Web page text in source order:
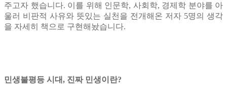
주고자 했습니다. 이를 위해 인문학, 사회학, 경제학 분야를 아
울러 비판적 사유와 뜻있는 실천을 전개해온 저자 5명의 생각
을 자세히 책으로 구현해놨습니다.
민생불평등 시대, 진짜 민생이란?